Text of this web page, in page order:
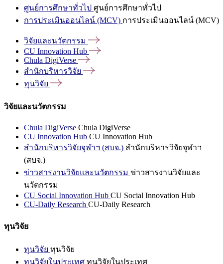
ศูนย์การศึกษาทั่วไป ศูนย์การศึกษาทั่วไป
การประเมินออนไลน์ (MCV) การประเมินออนไลน์ (MCV)
วิจัยและนวัตกรรม
CU Innovation Hub
Chula DigiVerse
สำนักบริหารวิจัย
ทุนวิจัย
วิจัยและนวัตกรรม
Chula DigiVerse Chula DigiVerse
CU Innovation Hub CU Innovation Hub
สำนักบริหารวิจัยจุฬาฯ (สบจ.) สำนักบริหารวิจัยจุฬาฯ
(สบจ.)
ข่าวสารงานวิจัยและนวัตกรรม ข่าวสารงานวิจัยและ
นวัตกรรม
CU Social Innovation Hub CU Social Innovation Hub
CU-Daily Research CU-Daily Research
ทุนวิจัย
ทุนวิจัย ทุนวิจัย
ทุนวิจัยในประเทศ ทุนวิจัยในประเทศ